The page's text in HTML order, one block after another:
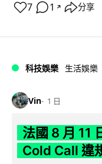
7 1 ↗ 分享
科技娛樂 生活娛樂
Vin 1 日
法國 8 月 11
Cold Call 違